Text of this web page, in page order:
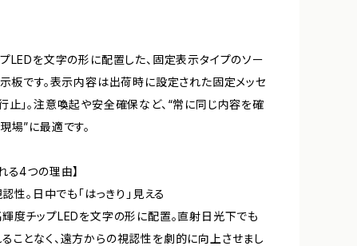
LEDを文字の形に配置した、固定表示タイプのソー
板です。表示内容は出荷時に設定された固定メッセ
止」。注意喚起や安全確保など、“常に同じ内容を確
場”に最適です。
る4つの理由】
性。日中でも「はっきり」見える
度チップLEDを文字の形に配置。直射日光下でも
ことなく、遠方からの視認性を劇的に向上させまし